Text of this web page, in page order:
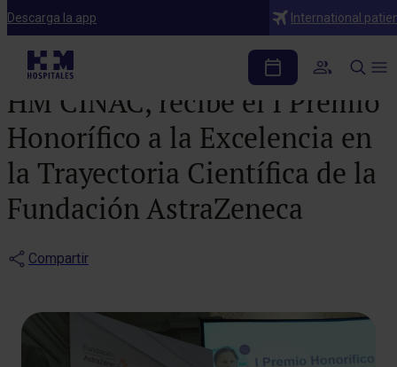
Descarga la app International
Noticias
El Dr. Obeso, director de
HM CINAC, recibe el I Premio
Honorífico a la Excelencia en
la Trayectoria Científica de la
Fundación AstraZeneca
Compartir